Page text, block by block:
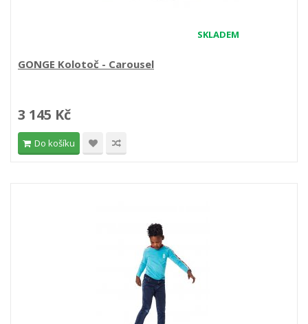
SKLADEM
GONGE Kolotoč - Carousel
3 145 Kč
Do košíku